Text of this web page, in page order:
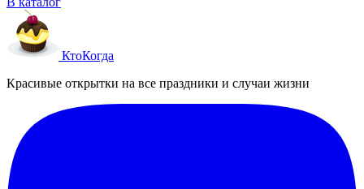
КтоКогда
Красивые открытки на все праздники и случаи жизни